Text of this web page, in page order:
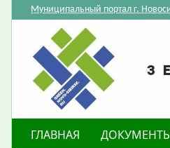
Муниципальный портал г.
ГЛАВНАЯ